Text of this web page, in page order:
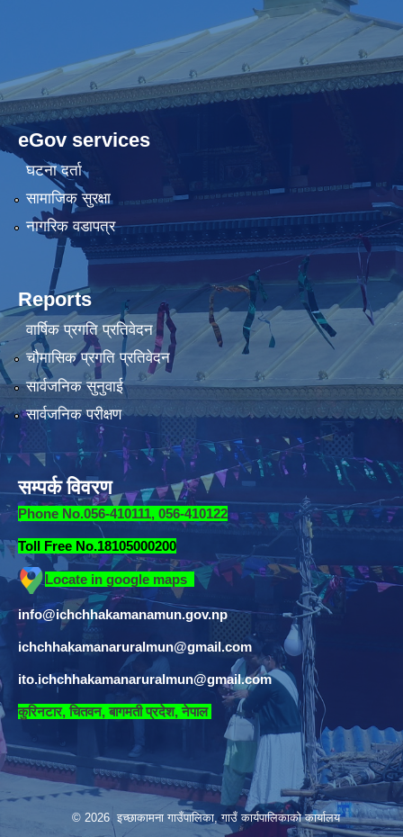
eGov services
घटना दर्ता
सामाजिक सुरक्षा
नागरिक वडापत्र
Reports
वार्षिक प्रगति प्रतिवेदन
चौमासिक प्रगति प्रतिवेदन
सार्वजनिक सुनुवाई
सार्वजनिक परीक्षण
सम्पर्क विवरण
Phone No.056-410111, 056-410122
Toll Free No.18105000200
Locate in google maps
info@ichchhakamanamun.gov.np
ichchhakamanaruralmun@gmail.com
ito.ichchhakamanaruralmun@gmail.com​
कुरिनटार, चितवन, बागमती प्रदेश, नेपाल
© 2026 इच्छाकामना गाउँपालिका, गाउँ कार्यपालिकाको कार्यालय